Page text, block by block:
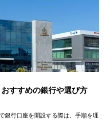
すすめの銀行や選び方
銀行口座を開設する際は、手順を理